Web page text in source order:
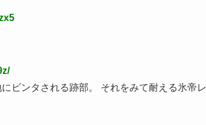
ビンタされる跡部。 それをみて耐える氷帝レ